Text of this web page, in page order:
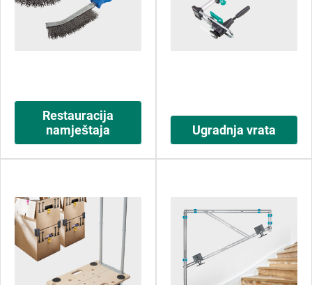
Restauracija
namještaja
Ugradnja vrata